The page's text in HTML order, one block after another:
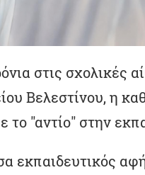
στις σχολικές
Βελεστίνου, η
το "αντίο" στην
εκπαιδευτικός